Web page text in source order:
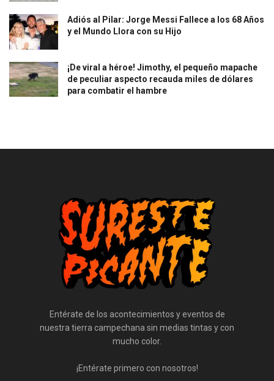
Adiós al Pilar: Jorge Messi Fallece a los 68 Años
y el Mundo Llora con su Hijo
¡De viral a héroe! Jimothy, el pequeño mapache
de peculiar aspecto recauda miles de dólares
para combatir el hambre
Entérate de los acontecimientos y eventos de
nuestra tierra campechana sin medias tintas y con
mucho color.
¡Entérate primero con nosotros!